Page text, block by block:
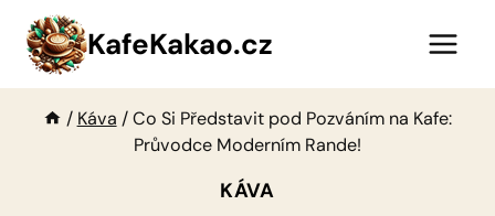
Přeskočit
obsah
KafeKakao.cz
/ Káva / Co Si Představit pod Pozváním na Kafe:
Průvodce Moderním Rande!
KÁVA